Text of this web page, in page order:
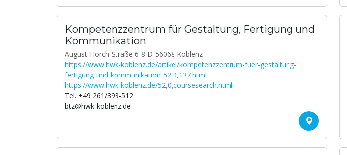
Kompetenzzentrum für Gestaltung, Fertigung und
Kommunikation
August-Horch-Straße 6-8 D-56068 Koblenz
https://www.hwk-koblenz.de/artikel/kompetenzzentrum-fuer-gestaltung-
fertigung-und-kommunikation-52,0,137.html
https://www.hwk-koblenz.de/52,0,coursesearch.html
Tel. +49 261/398-512
btz@hwk-koblenz.de